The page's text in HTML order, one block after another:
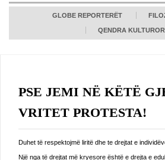
GLOBE REPORTERËT
QENDRA
PSE JEMI NË KËTË
VRITET PROTESTA!
Duhet të respektojmë liritë dhe te drejtat e
Një nga të drejtat më kryesore është e drejta e